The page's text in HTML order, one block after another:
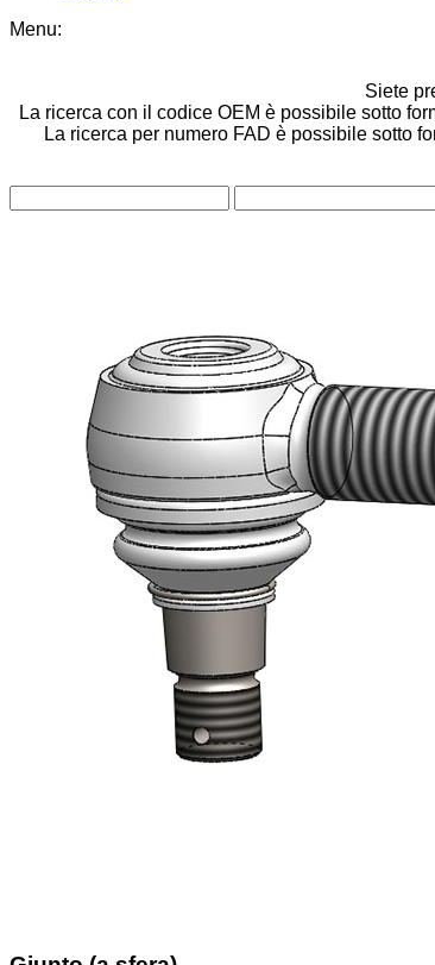
Menu:
Siete
La ricerca con il codice OEM è possibile sotto
La ricerca per numero FAD è possibile sotto